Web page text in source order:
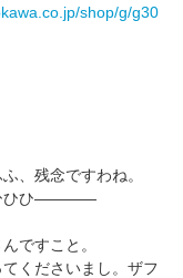
shop/g/g30
、残念ですわね。
ひひひ――――
ですこと。
くださいまし。ザフ